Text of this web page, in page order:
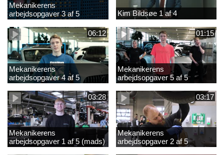
Mekanikerens
arbejdsopgaver 3 af 5
(lærepladssøgning)
Kim Bildsøe 1 af 4
06:12
Mekanikerens
arbejdsopgaver 4 af 5
(Frederik Vesti)
01:15
Mekanikerens
arbejdsopgaver 5 af 5
(Frederik Vesti)
03:28
Mekanikerens
arbejdsopgaver 1 af 5 (mads)
03:17
Mekanikerens
arbejdsopgaver 2 af 5
(magnus)